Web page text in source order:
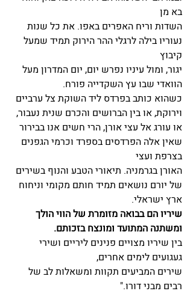
בא מן
השדות וריח האפרים באפו. את כל שנות
נעוריו בילה לרגלי ההר הירוק תמיד שמעל
קיבוץ
יגור, ומול עיניו נפרש יום, יום המדרון מעל
הוואדי שבו עץ השקדייה פורח.
כשהוא כותב בפרדס ליד השוקת צל ערביים
וירוקת, או בין הברושים והכרם שנית נעבור,
או עורג אל עצי אורן, הרי חשים אנו בבירור
שאין אלה הפרדסים בספרד וכרמי הגפנים
בצרפת ועצי
האורן בגרמניה. תיאורי הטבע והנוף בשירים
של יורם נושאים תמיד חותם מקומי וניחוח
ארץ ישראלי.
שיריו הם בבואה מזומרת של הווי הולך
ומשתנה המתועד ומונצח בזכותם.
בין שיריו מצויים פנינים ליריים ושירי
געגועים לימים אחרים,
שירים המביעים תקוות ומשאלות לב של
רבים מבני דורו."